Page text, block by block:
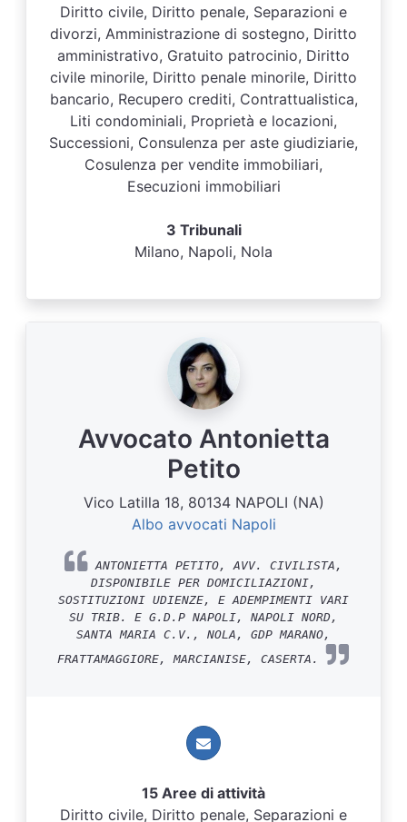
Diritto civile, Diritto penale, Separazioni e
divorzi, Amministrazione di sostegno, Diritto
amministrativo, Gratuito patrocinio, Diritto
civile minorile, Diritto penale minorile, Diritto
bancario, Recupero crediti, Contrattualistica,
Liti condominiali, Proprietà e locazioni,
Successioni, Consulenza per aste giudiziarie,
Cosulenza per vendite immobiliari,
Esecuzioni immobiliari
3 Tribunali
Milano, Napoli, Nola
Avvocato Antonietta
Petito
Vico Latilla 18, 80134 NAPOLI (NA)
Albo avvocati Napoli
ANTONIETTA PETITO, AVV. CIVILISTA,
DISPONIBILE PER DOMICILIAZIONI,
SOSTITUZIONI UDIENZE, E ADEMPIMENTI VARI
SU TRIB. E G.D.P NAPOLI, NAPOLI NORD,
SANTA MARIA C.V., NOLA, GDP MARANO,
FRATTAMAGGIORE, MARCIANISE, CASERTA.
15 Aree di attività
Diritto civile, Diritto penale, Separazioni e